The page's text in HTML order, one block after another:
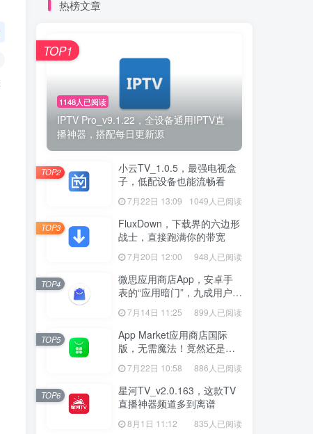
热榜文章
1148人已阅读
IPTV Pro_v9.1.22，全设备通用IPTV直
播神器，搭配每日更新源
TOP1
小云TV_1.0.5，最强电视盒
子，低配设备也能流畅看
7月22日 13:09 1049人已阅读
TOP2
FluxDown，下载界的六边形
战士，直接跑满你的带宽
7月20日 12:00 948人已阅读
TOP3
微思应用商店App，安卓手
表的“应用暗门”，九成用户还
没发现
7月14日 11:25 899人已阅读
TOP4
App Market应用商店国际
版，无需魔法！竟然还是大
厂出品？
7月22日 10:58 886人已阅读
TOP5
星河TV_v2.0.163，这款TV
直播神器频道多到离谱
8月1日 11:12 835人已阅读
TOP6